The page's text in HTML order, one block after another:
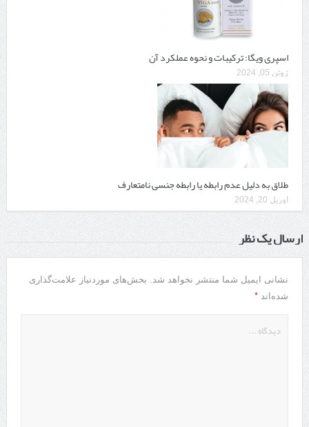
اسپری ویگا: ترکیبات و نحوه عملکرد آن
ژوئن 05, 2024
طلاق به دلیل عدم رابطه یا رابطه جنسی نامتعارف
آوریل 20, 2024
ارسال یک نظر
نشانی ایمیل شما منتشر نخواهد شد.
بخش‌های موردنیاز علامت‌گذاری
شده‌اند *